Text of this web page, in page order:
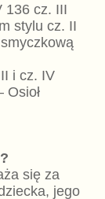
136 cz. III
stylu cz. II
i cz. IV
Osioł
się za
jego